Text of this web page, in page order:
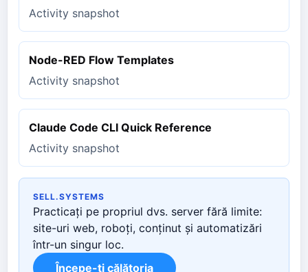
Activity snapshot
Node-RED Flow Templates
Activity snapshot
Claude Code CLI Quick Reference
Activity snapshot
SELL.SYSTEMS
Practicați pe propriul dvs. server fără limite:
site-uri web, roboți, conținut și automatizări
într-un singur loc.
Începe-ți călătoria